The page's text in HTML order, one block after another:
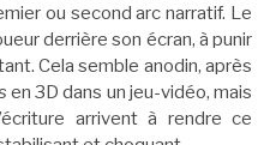
ou second arc narratif. Le
derrière son écran, à punir
Cela semble anodin, après
en 3D dans un jeu-vidéo, mais
arrivent à rendre ce